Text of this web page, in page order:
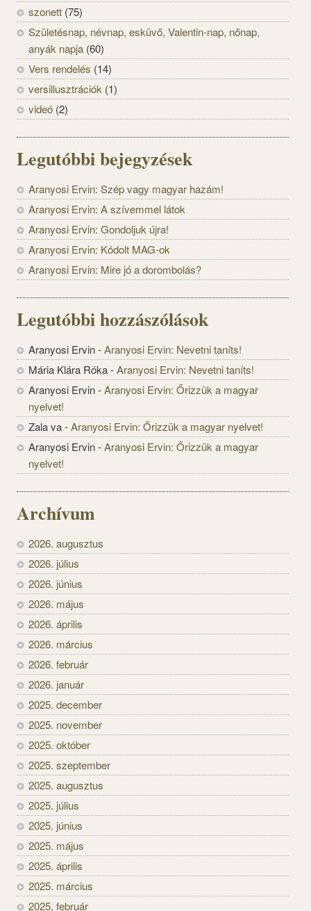
szonett (75)
Születésnap, névnap, esküvő, Valentin-nap, nőnap,
anyák napja (60)
Vers rendelés (14)
versillusztrációk (1)
videó (2)
Legutóbbi bejegyzések
Aranyosi Ervin: Szép vagy magyar hazám!
Aranyosi Ervin: A szívemmel látok
Aranyosi Ervin: Gondoljuk újra!
Aranyosi Ervin: Kódolt MAG-ok
Aranyosi Ervin: Mire jó a dorombolás?
Legutóbbi hozzászólások
Aranyosi Ervin-Aranyosi Ervin: Nevetni taníts!
Mária Klára Róka-Aranyosi Ervin: Nevetni taníts!
Aranyosi Ervin-Aranyosi Ervin: Őrizzük a magyar
nyelvet!
Zala va-Aranyosi Ervin: Őrizzük a magyar nyelvet!
Aranyosi Ervin-Aranyosi Ervin: Őrizzük a magyar
nyelvet!
Archívum
2026. augusztus
2026. július
2026. június
2026. május
2026. április
2026. március
2026. február
2026. január
2025. december
2025. november
2025. október
2025. szeptember
2025. augusztus
2025. július
2025. június
2025. május
2025. április
2025. március
2025. február